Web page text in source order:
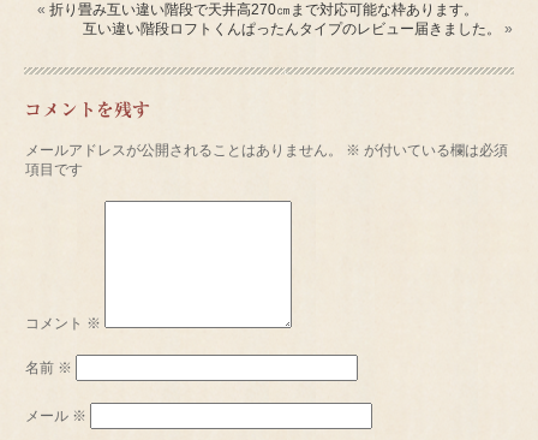
«折り畳み互い違い階段で天井高270㎝まで対応可能な枠あります。
互い違い階段ロフトくんぱったんタイプのレビュー届きました。
»
コメントを残す
メールアドレスが公開されることはありません。 ※ が付いている欄は必須
項目です
コメント ※
名前 ※
メール ※